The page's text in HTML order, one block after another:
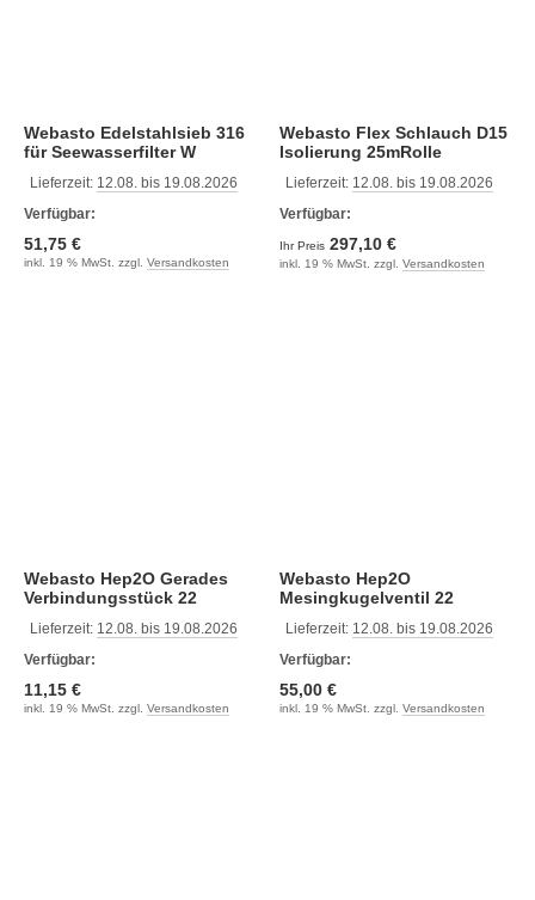
Webasto Edelstahlsieb 316
für Seewasserfilter W
Lieferzeit: 12.08. bis 19.08.2026
Verfügbar:
51,75 €
inkl. 19 % MwSt. zzgl. Versandkosten
Webasto Flex Schlauch D15
Isolierung 25mRolle
Lieferzeit: 12.08. bis 19.08.2026
Verfügbar:
Ihr Preis 297,10 €
inkl. 19 % MwSt. zzgl. Versandkosten
Webasto Hep2O Gerades
Verbindungsstück 22
Lieferzeit: 12.08. bis 19.08.2026
Verfügbar:
11,15 €
inkl. 19 % MwSt. zzgl. Versandkosten
Webasto Hep2O
Mesingkugelventil 22
Lieferzeit: 12.08. bis 19.08.2026
Verfügbar:
55,00 €
inkl. 19 % MwSt. zzgl. Versandkosten